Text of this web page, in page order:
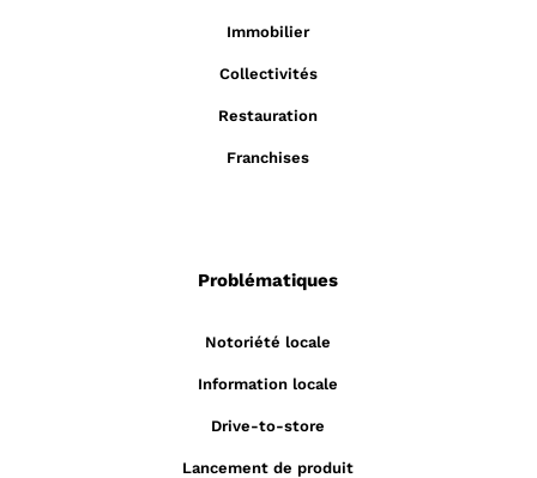
Immobilier
Collectivités
Restauration
Franchises
Problématiques
Notoriété locale
Information locale
Drive-to-store
Lancement de produit